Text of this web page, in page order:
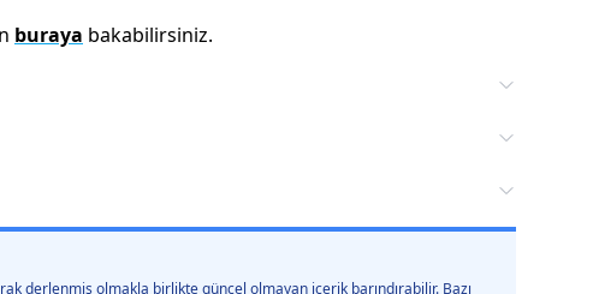
buraya bakabilirsiniz.
derlenmiş olmakla birlikte güncel olmayan içerik barındırabilir. Bazı